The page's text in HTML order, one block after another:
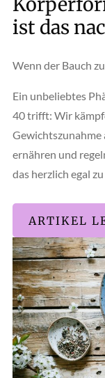
ist das
Wenn der Bauch
Ein unbeliebtes
40 trifft: Wir
Gewichtszunahme
ernähren und
das herzlich egal
ARTIKEL